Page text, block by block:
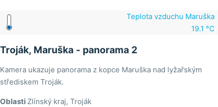
Teplota vzduchu Maruška
19.1 °C
Troják, Maruška - panorama 2
Kamera ukazuje panorama z kopce Maruška nad lyžařským
střediskem Troják.
Oblasti Zlínský kraj, Troják